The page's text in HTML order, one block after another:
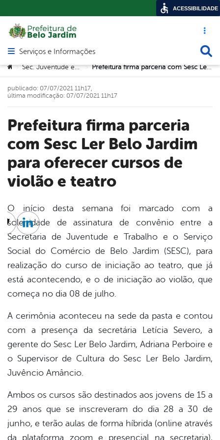
Acesso
Abrir menu principal de navegação
Serviços e Informações
Você está aqui:
> Sec. Juventude e Trabalho > Prefeitura firma parceria com Sesc Ler Belo Jardim para oferecer cursos de violão e teatro
Prefeitura firma parceria
com Sesc Ler Belo Jardim
para oferecer cursos de
violão e teatro
publicado: 07/07/2021 11h17,
última modificação: 07/07/2021 11h17
O início desta semana foi marcado com a
solenidade de assinatura de convênio entre a
Secretaria de Juventude e Trabalho e o Serviço
Social do Comércio de Belo Jardim (SESC), para
realização do curso de iniciação ao teatro, que já
está acontecendo, e o de iniciação ao violão, que
começa no dia 08 de julho.
A cerimônia aconteceu na sede da pasta e contou
com a presença da secretária Letícia Severo, a
gerente do Sesc Ler Belo Jardim, Adriana Perboire e
o Supervisor de Cultura do Sesc Ler Belo Jardim,
Juvêncio Amâncio.
Ambos os cursos são destinados aos jovens de 15 a
29 anos que se inscreveram do dia 28 a 30 de
junho, e terão aulas de forma híbrida (online através
da plataforma zoom e presencial na secretaria),
TwitterLinkedin
ACESSIBILIDADE